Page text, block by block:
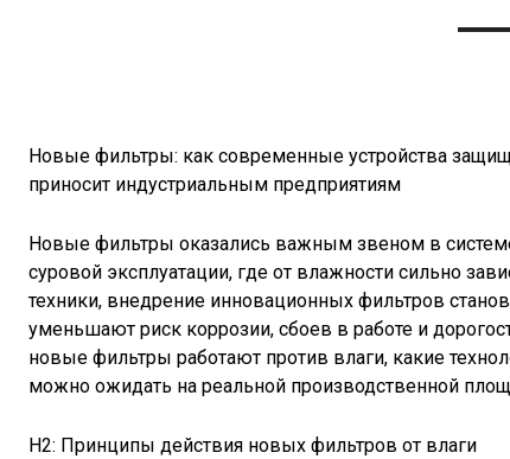
Новые фильтры: как современные устройства
приносит индустриальным предприятиям
Новые фильтры оказались важным звеном в
суровой эксплуатации, где от влажности сильно
техники, внедрение инновационных фильтров
уменьшают риск коррозии, сбоев в работе и
новые фильтры работают против влаги, какие
можно ожидать на реальной производственной
H2: Принципы действия новых фильтров от влаги